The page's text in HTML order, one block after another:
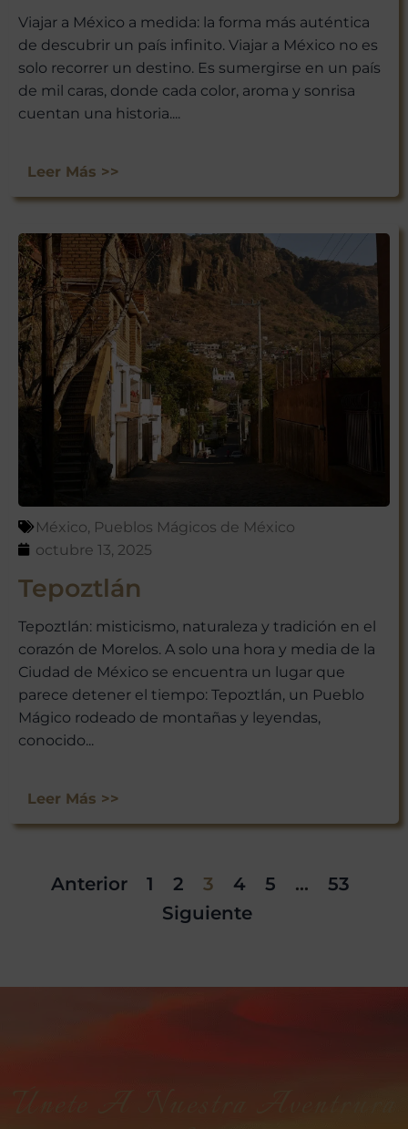
Viajar a México a medida: la forma más auténtica
de descubrir un país infinito. Viajar a México no es
solo recorrer un destino. Es sumergirse en un país
de mil caras, donde cada color, aroma y sonrisa
cuentan una historia....
Leer Más >>
México, Pueblos Mágicos de México
octubre 13, 2025
Tepoztlán
Tepoztlán: misticismo, naturaleza y tradición en el
corazón de Morelos. A solo una hora y media de la
Ciudad de México se encuentra un lugar que
parece detener el tiempo: Tepoztlán, un Pueblo
Mágico rodeado de montañas y leyendas,
conocido...
Leer Más >>
Anterior 1 2 3 4 5 …
53
Siguiente